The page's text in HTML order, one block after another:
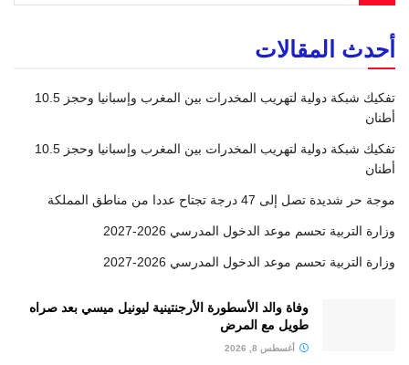
أحدث المقالات
تفكيك شبكة دولية لتهريب المخدرات بين المغرب وإسبانيا وحجز 10.5
أطنان
تفكيك شبكة دولية لتهريب المخدرات بين المغرب وإسبانيا وحجز 10.5
أطنان
موجة حر شديدة تصل إلى 47 درجة تجتاح عددا من مناطق المملكة
وزارة التربية تحسم موعد الدخول المدرسي 2026-2027
وزارة التربية تحسم موعد الدخول المدرسي 2026-2027
وفاة والد الأسطورة الأرجنتينية ليونيل ميسي بعد صراه
طويل مع المرض
أغسطس 8, 2026